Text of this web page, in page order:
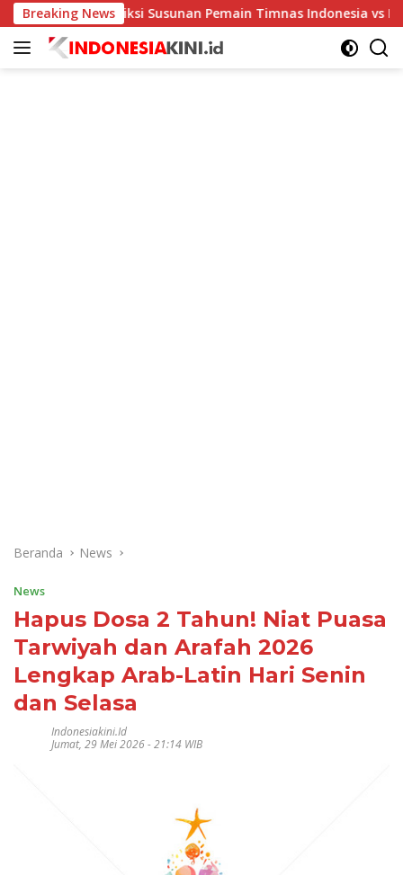
Langsung
ke
konten
Breaking News
Prediksi Susunan Pemain Timnas Indonesia vs Kamboja
Beranda News
News
Hapus Dosa 2 Tahun! Niat Puasa
Tarwiyah dan Arafah 2026
Lengkap Arab-Latin Hari Senin
dan Selasa
Indonesiakini.id
Jumat, 29 Mei 2026 - 21:14 WIB